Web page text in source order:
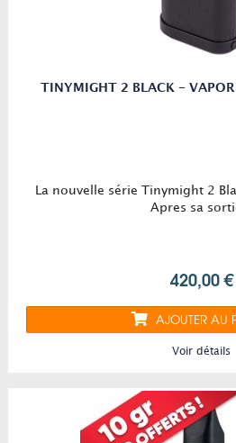
TINYMIGHT 2 BLACK -
La nouvelle série Tinymight 2
Apres sa
420,00 €
AJOUTER AU
Voir détails